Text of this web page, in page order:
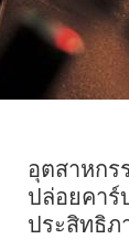
อุตสาหกร
ปล่อยคาร์
ประสิทธิภ